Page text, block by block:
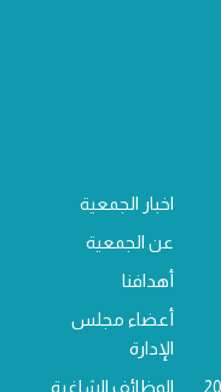
اخبار الجمعية
عن الجمعية
أهدافنا
أعضاء مجلس
الإدارة
الوظائف الشاغرة